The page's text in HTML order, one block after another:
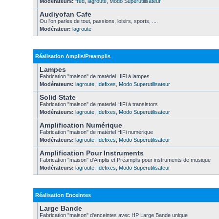
Audiyofan Cafe
Ou l'on parles de tout, passions, loisirs, sports, ....
Modérateur: lagroute
Réalisation Amplis/Preamplis
Lampes
Fabrication "maison" de matériel HiFi à lampes
Modérateurs: lagroute Idefixes Modo Superutilisateur
Solid State
Fabrication "maison" de materiel HiFi à transistors
Modérateurs: lagroute Idefixes Modo Superutilisateur
Amplification Numérique
Fabrication "maison" de matériel HiFi numérique
Modérateurs: lagroute Idefixes Modo Superutilisateur
Amplification Pour Instruments
Fabrication "maison" d'Amplis et Préamplis pour instruments de musique
Modérateurs: lagroute Idefixes Modo Superutilisateur
Réalisation Enceintes
Large Bande
Fabrication "maison" d'enceintes avec HP Large Bande unique